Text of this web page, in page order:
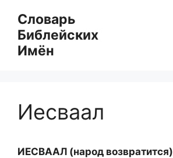
содержимому
Словарь
Библейских
Имён
Иесваал
ИЕСВААЛ (народ возвратится)